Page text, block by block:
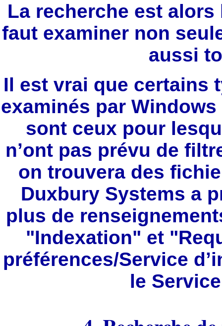
La recherche est
faut examiner non
aussi
Il est vrai que certains
examinés par Windows
sont ceux pour
n’ont pas prévu de
on trouvera des
Duxbury Systems a
plus de
"Indexation" et
préférences/Service
le